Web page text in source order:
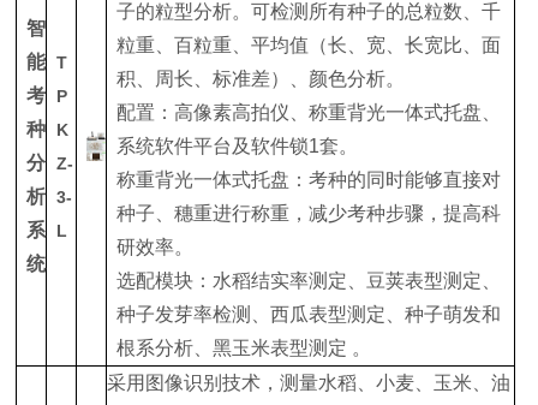
智
能
考
种
分
析
系
统
T
P
K
Z-
3-
L
子的粒型分析。可检测所有种子的总粒数、千
粒重、百粒重、平均值（长、宽、长宽比、面
积、周长、标准差）、颜色分析。
配置：高像素高拍仪、称重背光一体式托盘、
系统软件平台及软件锁1套。
称重背光一体式托盘：考种的同时能够直接对
种子、穗重进行称重，减少考种步骤，提高科
研效率。
选配模块：水稻结实率测定、豆荚表型测定、
种子发芽率检测、西瓜表型测定、种子萌发和
根系分析、黑玉米表型测定 。
采用图像识别技术，测量水稻、小麦、玉米、油